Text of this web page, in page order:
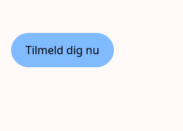
Tilmeld dig nu